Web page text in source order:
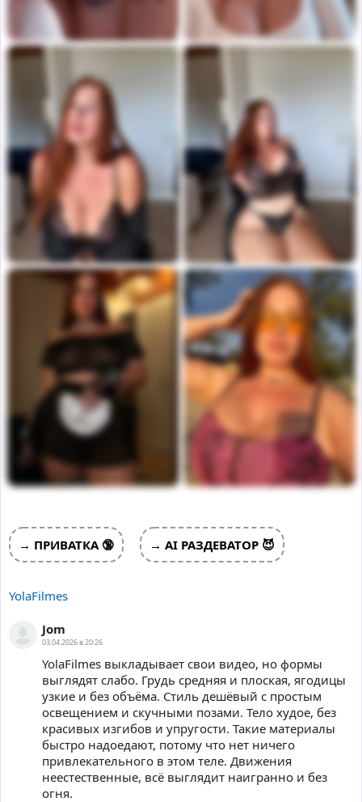
→ ПРИВАТКА 🔞 → AI РАЗДЕВАТОР 😈
YolaFilmеs
Jom
03.04.2026 в 20:26
YolaFilmеs выкладывает свои видео, но формы
выглядят слабо. Грудь средняя и плоская, ягодицы
узкие и без объёма. Стиль дешёвый с простым
освещением и скучными позами. Тело худое, без
красивых изгибов и упругости. Такие материалы
быстро надоедают, потому что нет ничего
привлекательного в этом теле. Движения
неестественные, всё выглядит наигранно и без
огня.